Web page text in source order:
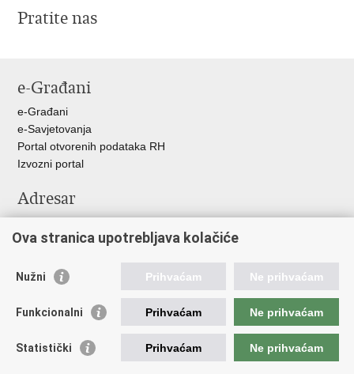
Pratite nas
e-Građani
e-Građani
e-Savjetovanja
Portal otvorenih podataka RH
Izvozni portal
Adresar
Adresar tijela javne vlasti
Korisne poveznice
Vlada RH
Predsjednik RH
Ova stranica upotrebljava kolačiće
Nužni Prihvaćam Ne prihvaćam
Funkcionalni Prihvaćam Ne prihvaćam
Statistički Prihvaćam Ne prihvaćam